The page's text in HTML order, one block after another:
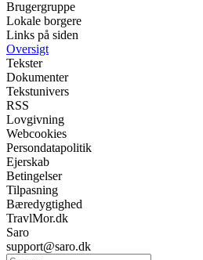
Brugergruppe
Lokale borgere
Links på siden
Oversigt
Tekster
Dokumenter
Tekstunivers
RSS
Lovgivning
Webcookies
Persondatapolitik
Ejerskab
Betingelser
Tilpasning
Bæredygtighed
TravlMor.dk
Saro
support@saro.dk